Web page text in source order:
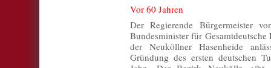
Vor 60 Jahren
Der Regierende Bürgermeister
Bundesminister für
der Neuköllner Hasenheide
Gründung des ersten deutschen